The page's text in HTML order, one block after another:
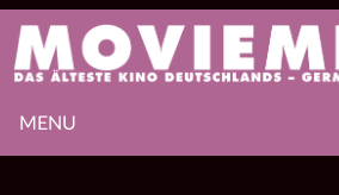
MENU